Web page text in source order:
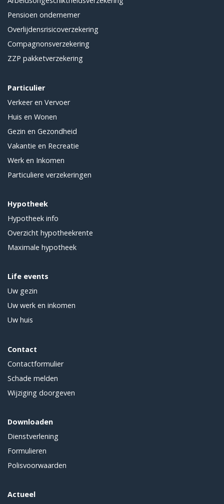
Pensioen ondernemer
Overlijdensrisicoverzekering
Compagnonsverzekering
ZZP pakketverzekering
Particulier
Verkeer en Vervoer
Huis en Wonen
Gezin en Gezondheid
Vakantie en Recreatie
Werk en Inkomen
Particuliere verzekeringen
Hypotheek
Hypotheek info
Overzicht hypotheekrente
Maximale hypotheek
Life events
Uw gezin
Uw werk en inkomen
Uw huis
Contact
Contactformulier
Schade melden
Wijziging doorgeven
Downloaden
Dienstverlening
Formulieren
Polisvoorwaarden
Actueel